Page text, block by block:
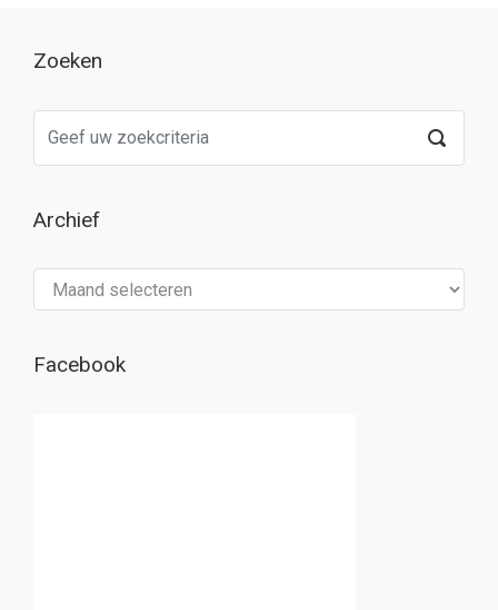
Zoeken
Archief
Facebook